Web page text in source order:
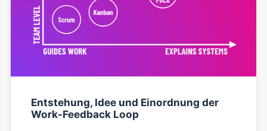
Entstehung, Idee und Einordnung der
Work-Feedback Loop